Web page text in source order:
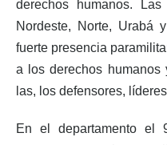
derechos humanos.
Nordeste, Norte, Urabá
fuerte presencia
a los derechos
las, los defensores,
En el departamento el